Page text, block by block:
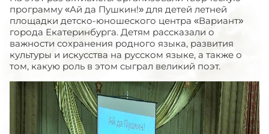
программу «Ай да Пушкин!» для детей летней
площадки детско-юношеского центра «Вариант»
города Екатеринбурга. Детям рассказали о
важности сохранения родного языка, развития
культуры и искусства на русском языке, а также о
том, какую роль в этом сыграл великий поэт.